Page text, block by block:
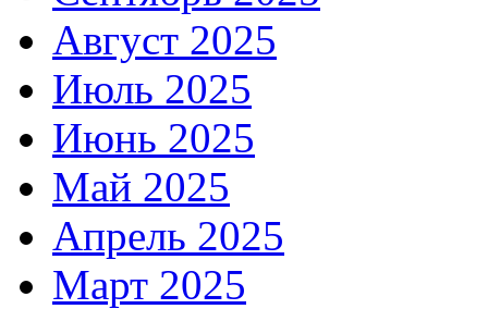
Август 2025
Июль 2025
Июнь 2025
Май 2025
Апрель 2025
Март 2025